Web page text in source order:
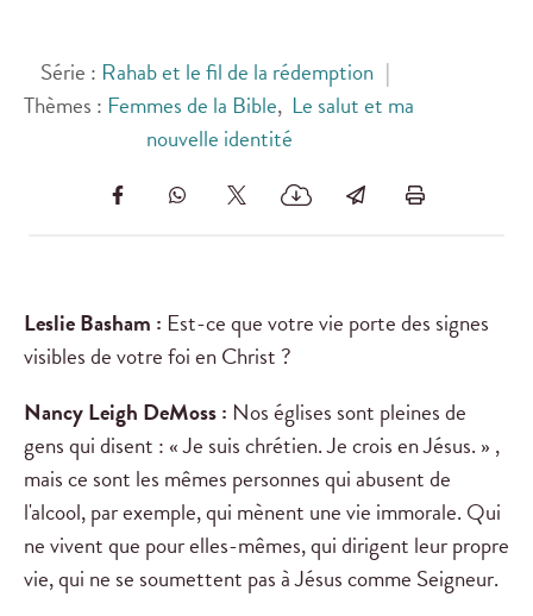
Série : Rahab et le fil de la rédemption |
Thèmes : Femmes de la Bible, Le salut et ma
nouvelle identité
Leslie Basham : Est-ce que votre vie porte des signes
visibles de votre foi en Christ ?
Nancy Leigh DeMoss : Nos églises sont pleines de
gens qui disent : « Je suis chrétien. Je crois en Jésus. » ,
mais ce sont les mêmes personnes qui abusent de
l'alcool, par exemple, qui mènent une vie immorale. Qui
ne vivent que pour elles-mêmes, qui dirigent leur propre
vie, qui ne se soumettent pas à Jésus comme Seigneur.